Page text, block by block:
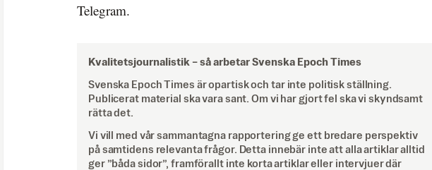
Telegram.
Kvalitetsjournalistik – så arbetar Svenska Epoch Times
Svenska Epoch Times är opartisk och tar inte politisk ställning.
Publicerat material ska vara sant. Om vi har gjort fel ska vi skyndsamt
rätta det.
Vi vill med vår sammantagna rapportering ge ett bredare perspektiv
på samtidens relevanta frågor. Detta innebär inte att alla artiklar alltid
ger ”båda sidor”, framförallt inte korta artiklar eller intervjuer där